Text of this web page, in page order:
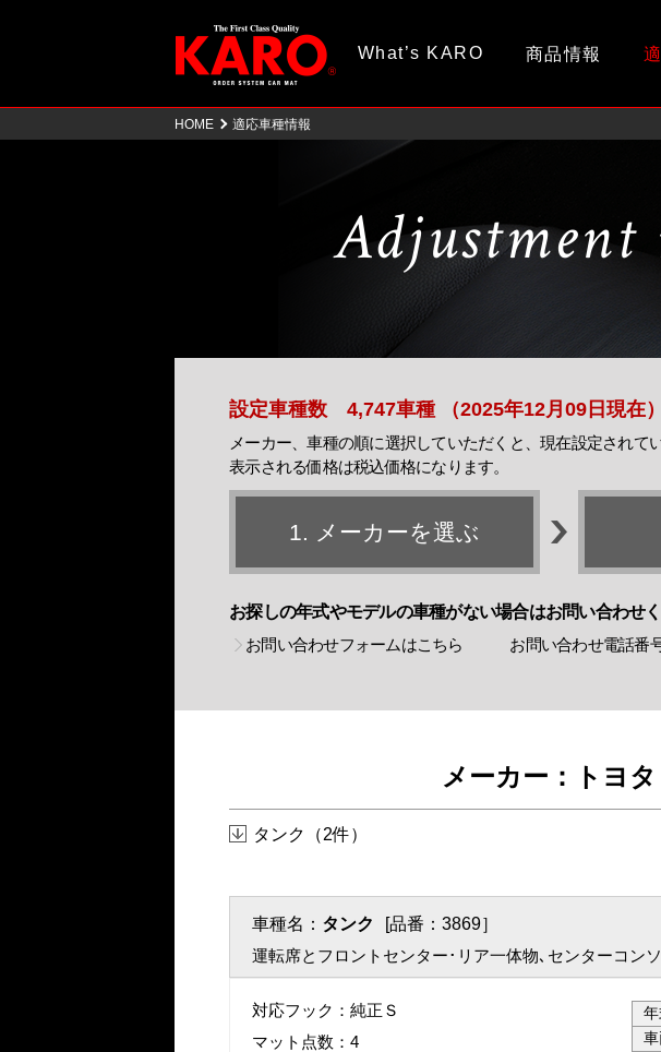
What’s KARO 商品情報
HOME 適応車種情報
設定車種数 4,747車種 （2025年12月09日現在）
メーカー、車種の順に選択していただくと、現在設定されて
表示される価格は税込価格になります。
1. メーカーを選ぶ
お探しの年式やモデルの車種がない場合はお問い合わせく
お問い合わせフォームはこちら
お問い合わせ電話番
メーカー：トヨタ
タンク（2件）
車種名： タンク
[品番：3869］
運転席とフロントセンター･リア一体物､センターコン
対応フック：純正Ｓ
マット点数：4